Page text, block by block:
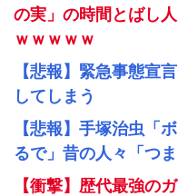
の実」の時間とばし
ｗｗｗｗｗ
【悲報】緊急事態宣
してしまう
【悲報】手塚治虫「
るで」昔の人々「つ
【衝撃】歴代最強の